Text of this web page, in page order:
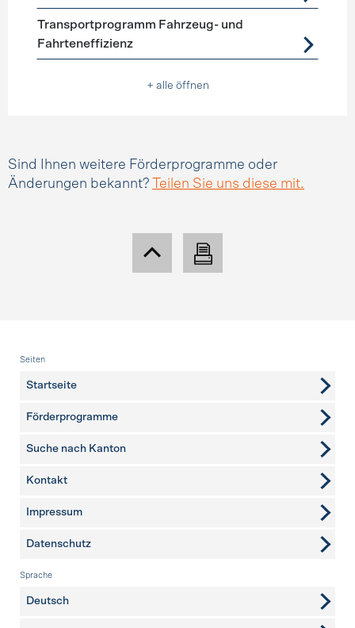
Transportprogramm Fahrzeug- und
Fahrteneffizienz
+ alle öffnen
Sind Ihnen weitere Förderprogramme oder
Änderungen bekannt?
Teilen Sie uns diese mit.
Fusszeile
Seiten
Startseite
Förderprogramme
Suche nach Kanton
weitere Seiten
Kontakt
Impressum
Datenschutz
Sprache
Deutsch